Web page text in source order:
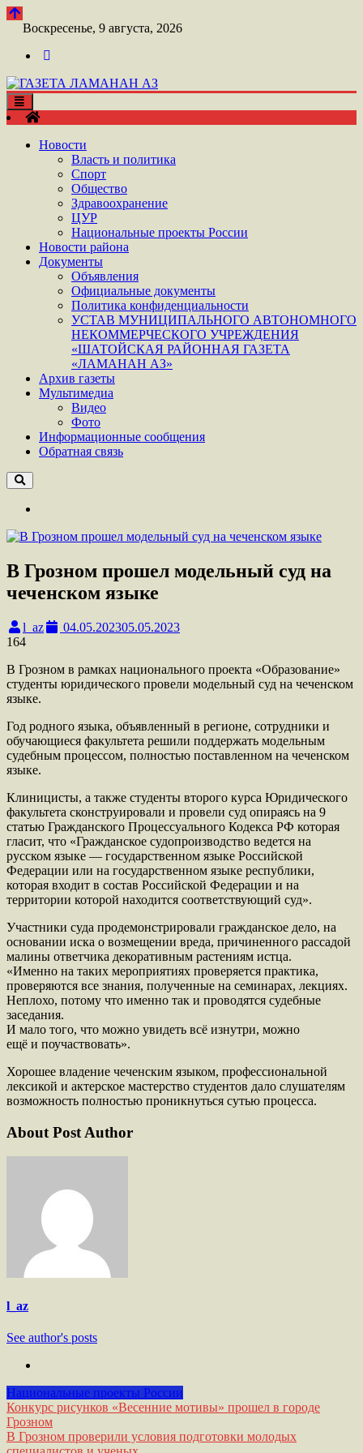
Перейти
Воскресенье, 9 августа, 2026
ГАЗЕТА ЛАМАНАН АЗ
ШАТОЙСКАЯ ГАЗЕТА ЛАМАНАН АЗ
Toggle
navigation
Новости
Власть и политика
Спорт
Общество
Здравоохранение
ЦУР
Национальные проекты России
Новости района
Документы
Объявления
Официальные документы
Политика конфиденциальности
УСТАВ МУНИЦИПАЛЬНОГО АВТОНОМНОГО
НЕКОММЕРЧЕСКОГО УЧРЕЖДЕНИЯ
«ШАТОЙСКАЯ РАЙОННАЯ ГАЗЕТА
«ЛАМАНАН АЗ»
Архив газеты
Мультимедиа
Видео
Фото
Информационные сообщения
Обратная связь
В Грозном прошел модельный суд на
чеченском языке
l_az 04.05.202305.05.2023
164
В Грозном в рамках национального проекта «Образование»
студенты юридического провели модельный суд на чеченском
языке.
Год родного языка, объявленный в регионе, сотрудники и
обучающиеся факультета решили поддержать модельным
судебным процессом, полностью поставленном на чеченском
языке.
Клиницисты, а также студенты второго курса Юридического
факультета сконструировали и провели суд опираясь на 9
статью Гражданского Процессуального Кодекса РФ которая
гласит, что «Гражданское судопроизводство ведется на
русском языке — государственном языке Российской
Федерации или на государственном языке республики,
которая входит в состав Российской Федерации и на
территории которой находится соответствующий суд».
Участники суда продемонстрировали гражданское дело, на
основании иска о возмещении вреда, причиненного рассадой
малины ответчика декоративным растениям истца.
«Именно на таких мероприятиях проверяется практика,
проверяются все знания, полученные на семинарах, лекциях.
Неплохо, потому что именно так и проводятся судебные
заседания.
И мало того, что можно увидеть всё изнутри, можно
ещё и поучаствовать».
Хорошее владение чеченским языком, профессиональной
лексикой и актерское мастерство студентов дало слушателям
возможность полностью проникнуться сутью процесса.
About Post Author
l_az
See author's posts
Национальные проекты России
Навигация
по
Конкурс рисунков «Весенние мотивы» прошел в городе
Грозном
В Грозном проверили условия подготовки молодых